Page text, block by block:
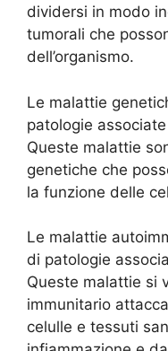
dividersi in modo
tumorali che
dell’organismo.
Le malattie
patologie
Queste malattie
genetiche che
la funzione delle
Le malattie
di patologie
Queste malattie si
immunitario
celulle e tessuti